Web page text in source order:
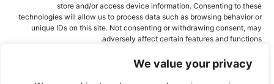
We value your privacy
store and/or access device information. Consenting to these
technologies will allow us to process data such as browsing behavior or
unique IDs on this site. Not consenting or withdrawing consent, may
adversely affect certain features and functions.
אודות
יבוא אישי ויבוא מקביל
טרייד אין ומשומשות
רכבים למכירה במלאי
צור קשר
074-7408590
office@luxury-motors.co.il